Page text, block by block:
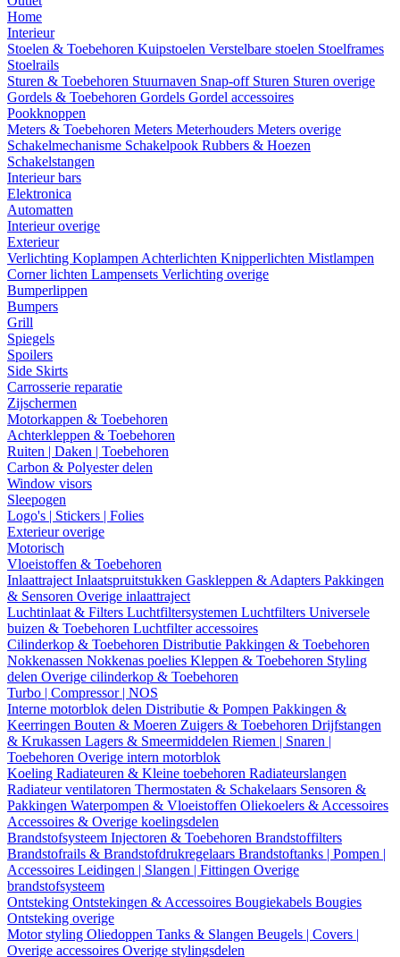
Home
Interieur
Stoelen & Toebehoren Kuipstoelen Verstelbare stoelen Stoelframes
Stoelrails
Sturen & Toebehoren Stuurnaven Snap-off Sturen Sturen overige
Gordels & Toebehoren Gordels Gordel accessoires
Pookknoppen
Meters & Toebehoren Meters Meterhouders Meters overige
Schakelmechanisme Schakelpook Rubbers & Hoezen
Schakelstangen
Interieur bars
Elektronica
Automatten
Interieur overige
Exterieur
Verlichting Koplampen Achterlichten Knipperlichten Mistlampen
Corner lichten Lampensets Verlichting overige
Bumperlippen
Bumpers
Grill
Spiegels
Spoilers
Side Skirts
Carrosserie reparatie
Zijschermen
Motorkappen & Toebehoren
Achterkleppen & Toebehoren
Ruiten | Daken | Toebehoren
Carbon & Polyester delen
Window visors
Sleepogen
Logo's | Stickers | Folies
Exterieur overige
Motorisch
Vloeistoffen & Toebehoren
Inlaattraject Inlaatspruitstukken Gaskleppen & Adapters Pakkingen
& Sensoren Overige inlaattraject
Luchtinlaat & Filters Luchtfiltersystemen Luchtfilters Universele
buizen & Toebehoren Luchtfilter accessoires
Cilinderkop & Toebehoren Distributie Pakkingen & Toebehoren
Nokkenassen Nokkenas poelies Kleppen & Toebehoren Styling
delen Overige cilinderkop & Toebehoren
Turbo | Compressor | NOS
Interne motorblok delen Distributie & Pompen Pakkingen &
Keerringen Bouten & Moeren Zuigers & Toebehoren Drijfstangen
& Krukassen Lagers & Smeermiddelen Riemen | Snaren |
Toebehoren Overige intern motorblok
Koeling Radiateuren & Kleine toebehoren Radiateurslangen
Radiateur ventilatoren Thermostaten & Schakelaars Sensoren &
Pakkingen Waterpompen & Vloeistoffen Oliekoelers & Accessoires
Accessoires & Overige koelingsdelen
Brandstofsysteem Injectoren & Toebehoren Brandstoffilters
Brandstofrails & Brandstofdrukregelaars Brandstoftanks | Pompen |
Accessoires Leidingen | Slangen | Fittingen Overige
brandstofsysteem
Ontsteking Ontstekingen & Accessoires Bougiekabels Bougies
Ontsteking overige
Motor styling Oliedoppen Tanks & Slangen Beugels | Covers |
Overige accessoires Overige stylingsdelen